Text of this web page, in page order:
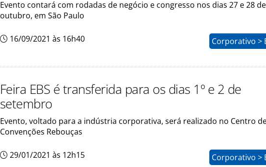
Evento contará com rodadas de negócio e congresso nos dias 27 e 28 de
outubro, em São Paulo
16/09/2021 às 16h40 Corporativo >
Feira EBS é transferida para os dias 1º e 2 de
setembro
Evento, voltado para a indústria corporativa, será realizado no Centro
Convenções Rebouças
29/01/2021 às 12h15 Corporativo >